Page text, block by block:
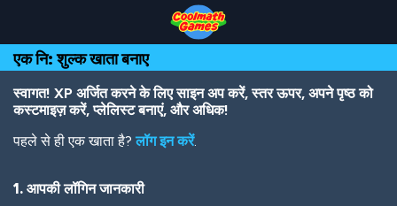
Top
of
Page
Navigation
Main
Content
Footer
main
content
एक नि: शुल्क खाता बनाए
स्वागत! XP अर्जित करने के लिए साइन अप करें, स्तर ऊपर, अपने पृष्ठ को
कस्टमाइज़ करें, प्लेलिस्ट बनाएं, और अधिक!
पहले से ही एक खाता है?लॉग इन करें.
1. आपकी लॉगिन जानकारी